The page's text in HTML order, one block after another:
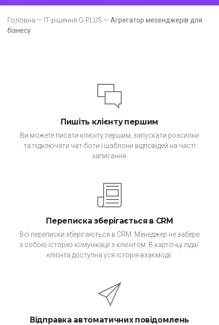
Головна — ІТ-рішення G-PLUS — Агрегатор месенджерів для
бізнесу
Пишіть клієнту першим
Ви можете писати клієнту першим, запускати розсилки
та підключати чат-боти і шаблони відповідей на часті
запитання.
Переписка зберігається в CRM
Всі переписки зберігаються в CRM. Менеджер не забере
з собою історію комунікації з клієнтом. В карточці ліда/
клієнта доступна уся історія взаємодії.
Відправка автоматичних повідомлень